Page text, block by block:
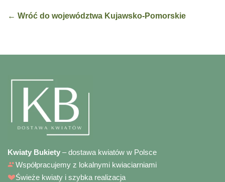
← Wróć do województwa Kujawsko-Pomorskie
Kwiaty Bukiety – dostawa kwiatów w Polsce
Współpracujemy z lokalnymi kwiaciarniami
Świeże kwiaty i szybka realizacja